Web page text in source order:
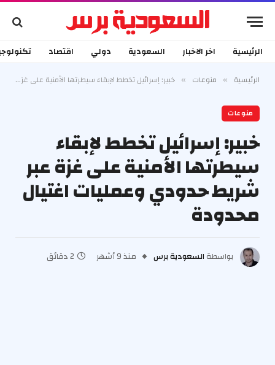
الرئيسية اخر الاخبار السعودية دولي اقتصاد
الرئيسية » منوعات » خبير: إسرائيل تخطط لإبقاء سيطرتها الأمنية على غزة عبر شريط حدودي وعمليات اغتيال محدودة
منوعات
خبير: إسرائيل تخطط لإبقاء
سيطرتها الأمنية على غزة عبر
شريط حدودي وعمليات اغتيال
محدودة
بواسطة السعودية برس منذ 9 أشهر 2 دقائق